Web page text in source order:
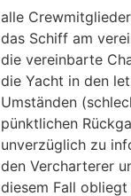
alle
das Schiff am
die vereinbarte
die Yacht in den
Umständen
pünktlichen
unverzüglich zu
den Vercharterer
diesem Fall